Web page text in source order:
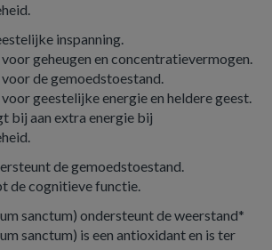
inspanning.
geheugen en concentratievermogen.
de gemoedstoestand.
geestelijke energie en heldere geest.
bij aan extra energie bij
de gemoedstoestand.
de cognitieve functie.
sanctum) ondersteunt de weerstand*
sanctum) is een antioxidant en is ter